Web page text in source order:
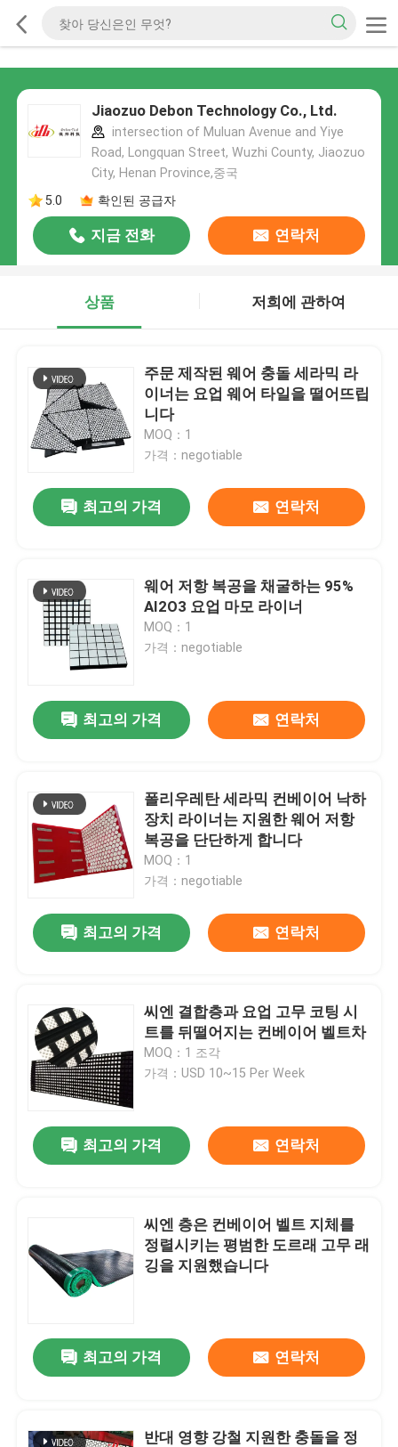
Jiaozuo Debon Technology Co., Ltd.
intersection of Muluan Avenue and Yiye
Road, Longquan Street, Wuzhi County, Jiaozuo
City, Henan Province,중국
5.0
확인된 공급자
지금 전화 연락처
상품 저희에 관하여
주문 제작된 웨어 충돌 세라믹 라
이너는 요업 웨어 타일을 떨어뜨립
니다
MOQ：1
가격：negotiable
최고의 가격 연락처
웨어 저항 복공을 채굴하는 95%
AI2O3 요업 마모 라이너
MOQ：1
가격：negotiable
최고의 가격 연락처
폴리우레탄 세라믹 컨베이어 낙하
장치 라이너는 지원한 웨어 저항
복공을 단단하게 합니다
MOQ：1
가격：negotiable
최고의 가격 연락처
씨엔 결합층과 요업 고무 코팅 시
트를 뒤떨어지는 컨베이어 벨트차
MOQ：1 조각
가격：USD 10~15 Per Week
최고의 가격 연락처
씨엔 층은 컨베이어 벨트 지체를
정렬시키는 평범한 도르래 고무 래
깅을 지원했습니다
최고의 가격 연락처
반대 영향 강철 지원한 충돌을 정